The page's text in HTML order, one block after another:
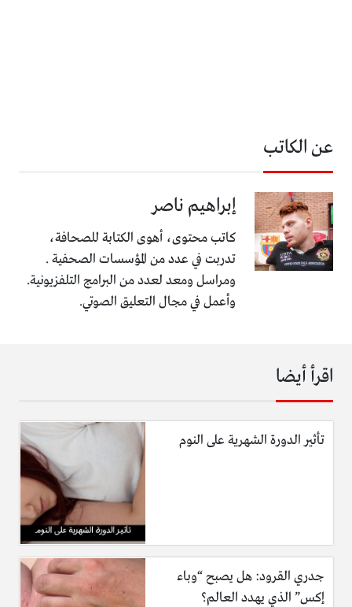
عن الكاتب
إبراهيم ناصر
كاتب محتوى، أهوى الكتابة للصحافة،
تدربت في عدد من المؤسسات الصحفية .
ومراسل ومعد لعدد من البرامج التلفزيونية.
وأعمل في مجال التعليق الصوتي.
اقرأ أيضا
تأثير الدورة الشهرية على النوم
جدري القرود: هل يصبح “وباء
إكس” الذي يهدد العالم؟